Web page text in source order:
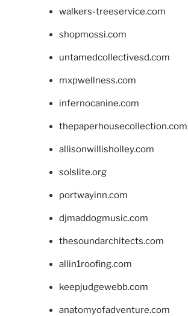
walkers-treeservice.com
shopmossi.com
untamedcollectivesd.com
mxpwellness.com
infernocanine.com
thepaperhousecollection.com
allisonwillisholley.com
solslite.org
portwayinn.com
djmaddogmusic.com
thesoundarchitects.com
allin1roofing.com
keepjudgewebb.com
anatomyofadventure.com